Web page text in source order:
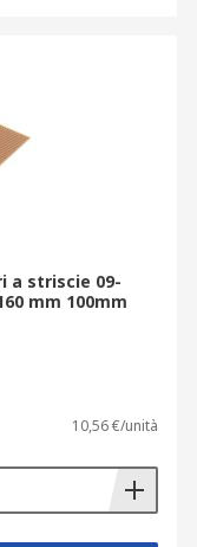
a striscie 09-
mm 100mm
10,56 €/unità